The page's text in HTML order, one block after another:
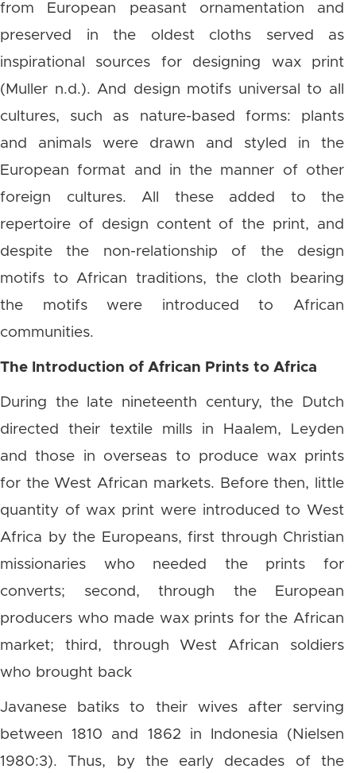
from European peasant ornamentation and
preserved in the oldest cloths served as
inspirational sources for designing wax print
(Muller n.d.). And design motifs universal to all
cultures, such as nature-based forms: plants
and animals were drawn and styled in the
European format and in the manner of other
foreign cultures. All these added to the
repertoire of design content of the print, and
despite the non-relationship of the design
motifs to African traditions, the cloth bearing
the motifs were introduced to African
communities.
The Introduction of African Prints to Africa
During the late nineteenth century, the Dutch
directed their textile mills in Haalem, Leyden
and those in overseas to produce wax prints
for the West African markets. Before then, little
quantity of wax print were introduced to West
Africa by the Europeans, first through Christian
missionaries who needed the prints for
converts; second, through the European
producers who made wax prints for the African
market; third, through West African soldiers
who brought back
Javanese batiks to their wives after serving
between 1810 and 1862 in Indonesia (Nielsen
1980:3). Thus, by the early decades of the